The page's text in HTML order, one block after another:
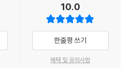
을 산다. ‘나만 걱정하는 게 아니구나’, ‘나
심하고 자신의 마음 상태를 이해하게 된다.
돼요
10.0
한줄평 쓰기
혜택 및 유의사항